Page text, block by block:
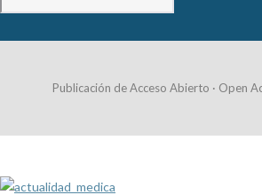
Publicación de Acceso Abierto · Open